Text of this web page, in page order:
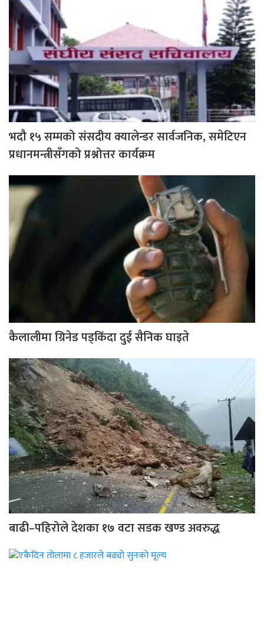
भदौ १५ सम्मको संसदीय क्यालेन्डर सार्वजनिक, समेटिएन
प्रधानमन्त्रीसँगको प्रश्नोत्तर कार्यक्रम
कैलालीमा ग्रिनेड पड्किँदा दुई सैनिक घाइते
बाढी–पहिरोले देशका १७ वटा सडक खण्ड अवरुद्ध